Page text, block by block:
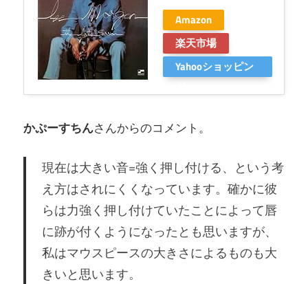
Amazon
楽天市場
Yahooショッピン
かぷーすちんさんからのコメント。
現在は大きい音=強く押し付ける、という考
え方はされにくくなっています。確かに彼
らは力強く押し付けていたことによって唇
に跡が付くようになったとも思いますが、
私はマウスピースの大きさによるものも大
きいと思います。